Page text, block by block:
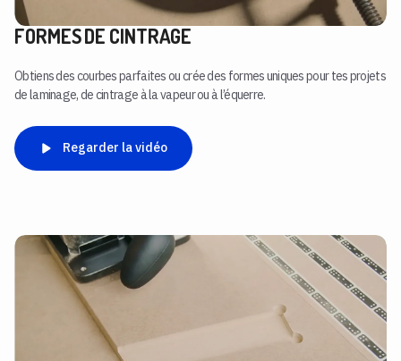
FORMES DE CINTRAGE
Obtiens des courbes parfaites ou crée des formes uniques pour tes projets
de laminage, de cintrage à la vapeur ou à l’équerre.
Regarder la vidéo